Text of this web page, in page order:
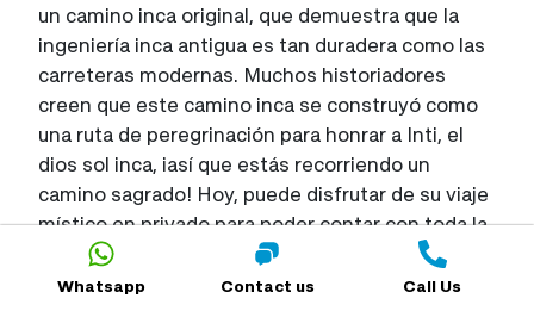
Whatsapp Contact us Call Us
un camino inca original, que demuestra que la
ingeniería inca antigua es tan duradera como las
carreteras modernas. Muchos historiadores
creen que este camino inca se construyó como
una ruta de peregrinación para honrar a Inti, el
dios sol inca, ¡así que estás recorriendo un
camino sagrado! Hoy, puede disfrutar de su viaje
místico en privado para poder contar con toda la
atención de su guía y sumergirse en las energías
de los senderos antiguos, los paisajes